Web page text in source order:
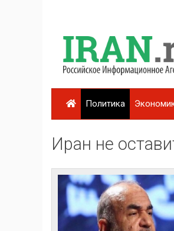
Политика
Иран не